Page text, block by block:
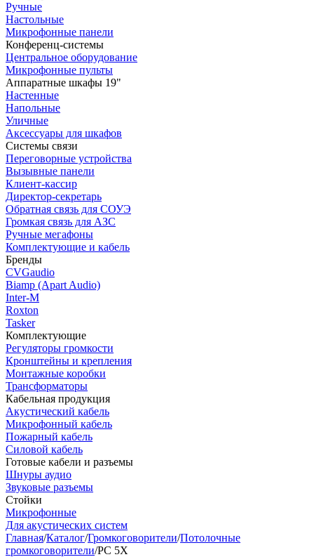
Ручные
Настольные
Микрофонные панели
Конференц-системы
Центральное оборудование
Микрофонные пульты
Аппаратные шкафы 19"
Настенные
Напольные
Уличные
Аксессуары для шкафов
Системы связи
Переговорные устройства
Вызывные панели
Клиент-кассир
Директор-секретарь
Обратная связь для СОУЭ
Громкая связь для АЗС
Ручные мегафоны
Комплектующие и кабель
Бренды
CVGaudio
Biamp (Apart Audio)
Inter-M
Roxton
Tasker
Комплектующие
Регуляторы громкости
Кронштейны и крепления
Монтажные коробки
Трансформаторы
Кабельная продукция
Акустический кабель
Микрофонный кабель
Пожарный кабель
Силовой кабель
Готовые кабели и разъемы
Шнуры аудио
Звуковые разъемы
Стойки
Микрофонные
Для акустических систем
Главная/Каталог/Громкоговорители/Потолочные
громкоговорители/PC 5X